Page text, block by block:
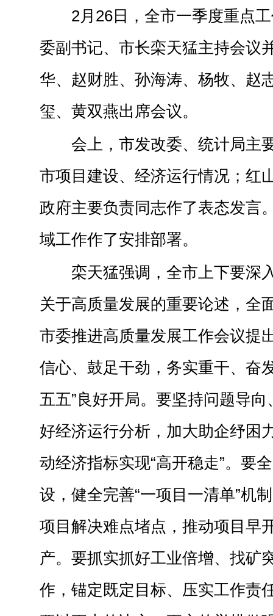
2月26日，全市一季度重点
委副书记、市长栾天猛主持会议
华、赵财胜、孙海涛、杨牧、赵
玺、黄双燕出席会议。
会上，市发改委、统计局主
市项目建设、经济运行情况；红
政府主要负责同志作了表态发言
域工作作了安排部署。
栾天猛强调，全市上下要深
关于高质量发展的重要论述，全
市委推进高质量发展工作会议提
信心、鼓足干劲，务实重干、奋
五五”良好开局。要坚持问题导
好经济运行分析，加大助企纾困
动经济指标实现“高开稳走”。要
设，健全完善“一项目一清单”机
项目解决难点堵点，推动项目早
产。要抓实抓好工业倍增、找矿
作，锚定既定目标、压实工作责